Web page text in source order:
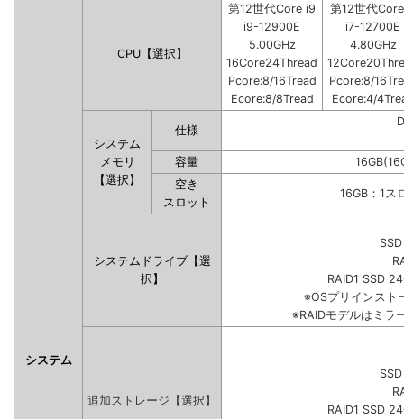
システム
CPU【選択】
第12世代Core i9
i9-12900E
5.00GHz
16Core24Thread
Pcore:8/16Tread
Ecore:8/8Tread
第12世代
i7-12700E
4.80GHz
Pcore:8/
Ecore:4/
システム
メモリ
【選択】
仕様
容量
空き
スロット
16GB：1ス
システムドライブ【選
択】
RAID1 SSD
※OSプリインスト
※RAIDモデルはミラ
追加ストレージ【選択】
RAID1 SSD